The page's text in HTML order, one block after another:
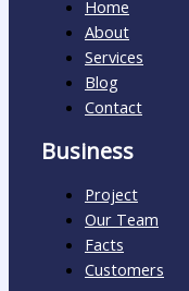
Home
About
Services
Blog
Contact
Business
Project
Our Team
Facts
Customers